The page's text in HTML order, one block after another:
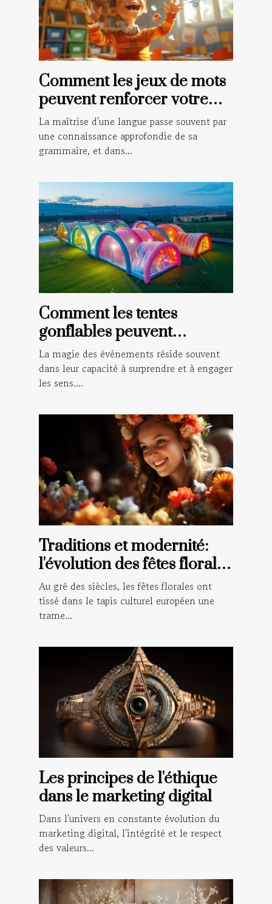
Comment les jeux de mots
peuvent renforcer votre
grammaire française
La maîtrise d'une langue passe souvent par
une connaissance approfondie de sa
grammaire, et dans...
Comment les tentes
gonflables peuvent
transformer vos
événements en spectacles
La magie des événements réside souvent
dans leur capacité à surprendre et à engager
les sens....
Traditions et modernité:
l'évolution des fêtes florales
à travers le temps en
Europe
Au gré des siècles, les fêtes florales ont
tissé dans le tapis culturel européen une
trame...
Les principes de l'éthique
dans le marketing digital
Dans l'univers en constante évolution du
marketing digital, l'intégrité et le respect
des valeurs...